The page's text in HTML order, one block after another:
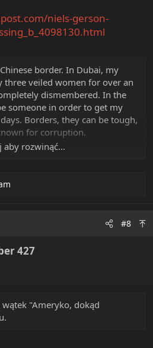
niels-gerson-
border. In Dubai, my
three veiled women for over an
dismembered. In the
someone in order to get my
Borders, they can be tough,
for corruption.
aby rozwinąć...
#8
427
wątek "Ameryko, dokąd